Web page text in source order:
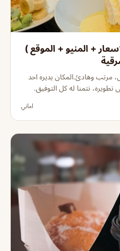
+ المنيو + الموقع )
مرتب وهادئ.المكان يديره احد
تطويره، نتمنا له كل التوفيق.
اماني